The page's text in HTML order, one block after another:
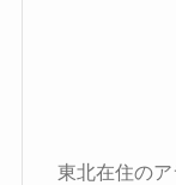
東北在住の